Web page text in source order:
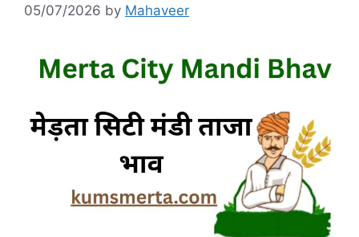
05/07/2026 by Mahaveer